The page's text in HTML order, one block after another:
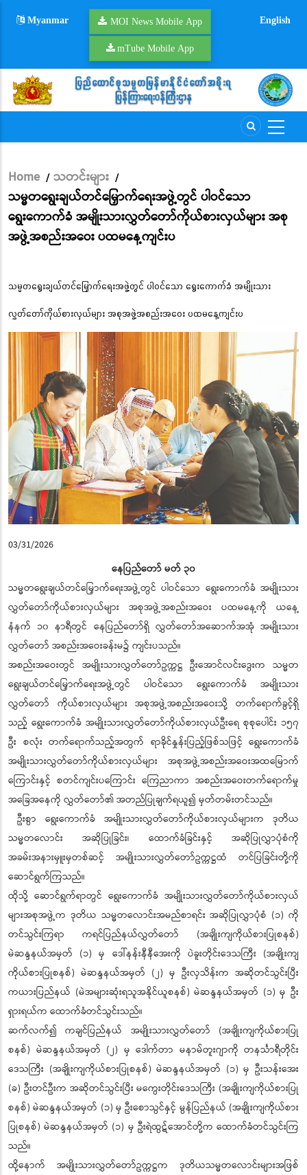
Myanmar MOI News Mobile App
mTube Mobile App
English
Breadcrumb
Home / သတင်းများ /
သမ္မတရွေးချယ်တင်မြှောက်ရေးအဖွဲ့တွင် ပါဝင်သော
ရွေးကောက်ခံ အမျိုးသားလွှတ်တော်ကိုယ်စားလှယ်များ အစု
အဖွဲ့အစည်းအဝေး ပထမနေ့ကျင်းပ
သမ္မတရွေးချယ်တင်မြှောက်ရေးအဖွဲ့တွင် ပါဝင်သော ရွေးကောက်ခံ အမျိုးသား
လွှတ်တော်ကိုယ်စားလှယ်များ အစုအဖွဲ့အစည်းအဝေး ပထမနေ့ကျင်းပ
03/31/2026
နေပြည်တော် မတ် ၃၀
သမ္မတရွေးချယ်တင်မြှောက်ရေးအဖွဲ့တွင် ပါဝင်သော ရွေးကောက်ခံ အမျိုးသား
လွှတ်တော်ကိုယ်စားလှယ်များ အစုအဖွဲ့အစည်းအဝေး ပထမနေ့ကို ယနေ့
နံနက် ၁၀ နာရီတွင် နေပြည်တော်ရှိ လွှတ်တော်အဆောက်အအုံ အမျိုးသား
လွှတ်တော် အစည်းအဝေးခန်းမ၌ ကျင်းပသည်။
အစည်းအဝေးတွင် အမျိုးသားလွှတ်တော်ဥက္ကဋ္ဌ ဦးအောင်လင်းဒွေးက သမ္မတ
ရွေးချယ်တင်မြှောက်ရေးအဖွဲ့တွင် ပါဝင်သော ရွေးကောက်ခံ အမျိုးသား
လွှတ်တော် ကိုယ်စားလှယ်များ အစုအဖွဲ့အစည်းအဝေးသို့ တက်ရောက်ခွင့်ရှိ
သည့် ရွေးကောက်ခံ အမျိုးသားလွှတ်တော်ကိုယ်စားလှယ်ဦးရေ စုစုပေါင်း ၁၅၇
ဦး စလုံး တက်ရောက်သည့်အတွက် ရာခိုင်နှုန်းပြည့်ဖြစ်သဖြင့် ရွေးကောက်ခံ
အမျိုးသားလွှတ်တော်ကိုယ်စားလှယ်များ အစုအဖွဲ့အစည်းအဝေးအထမြောက်
ကြောင်းနှင့် စတင်ကျင်းပကြောင်း ကြေညာကာ အစည်းအဝေးတက်ရောက်မှု
အခြေအနေကို လွှတ်တော်၏ အတည်ပြုချက်ရယူ၍ မှတ်တမ်းတင်သည်။
ဦးစွာ ရွေးကောက်ခံ အမျိုးသားလွှတ်တော်ကိုယ်စားလှယ်များက ဒုတိယ
သမ္မတလောင်း အဆိုပြုခြင်း၊ ထောက်ခံခြင်းနှင့် အဆိုပြုလွှာပုံစံကို
အခမ်းအနားမှူးမှတစ်ဆင့် အမျိုးသားလွှတ်တော်ဥက္ကဋ္ဌထံ တင်ပြခြင်းတို့ကို
ဆောင်ရွက်ကြသည်။
ထိုသို့ ဆောင်ရွက်ရာတွင် ရွေးကောက်ခံ အမျိုးသားလွှတ်တော်ကိုယ်စားလှယ်
များအစုအဖွဲ့က ဒုတိယ သမ္မတလောင်းအမည်စာရင်း အဆိုပြုလွှာပုံစံ (၁) ကို
တင်သွင်းကြရာ ကရင်ပြည်နယ်လွှတ်တော် (အချိုးကျကိုယ်စားပြုစနစ်)
မဲဆန္ဒနယ်အမှတ် (၁) မှ ဒေါ်နန်းနီနီအေးကို ပဲခူးတိုင်းဒေသကြီး (အချိုးကျ
ကိုယ်စားပြုစနစ်) မဲဆန္ဒနယ်အမှတ် (၂) မှ ဦးလှသိန်းက အဆိုတင်သွင်းပြီး
ကယားပြည်နယ် (မဲအများဆုံးရသူအနိုင်ယူစနစ်) မဲဆန္ဒနယ်အမှတ် (၁) မှ ဦး
ရှားရယ်က ထောက်ခံတင်သွင်းသည်။
ဆက်လက်၍ ကချင်ပြည်နယ် အမျိုးသားလွှတ်တော် (အချိုးကျကိုယ်စားပြု
စနစ်) မဲဆန္ဒနယ်အမှတ် (၂) မှ ဒေါက်တာ မနာမ်တူးဂျာကို တနင်္သာရီတိုင်း
ဒေသကြီး (အချိုးကျကိုယ်စားပြုစနစ်) မဲဆန္ဒနယ်အမှတ် (၁) မှ ဦးသန်းအေး
(ခ) ဦးတင်ဦးက အဆိုတင်သွင်းပြီး မကွေးတိုင်းဒေသကြီး (အချိုးကျကိုယ်စားပြု
စနစ်) မဲဆန္ဒနယ်အမှတ် (၁) မှ ဦးစောသွင်နှင့် မွန်ပြည်နယ် (အချိုးကျကိုယ်စား
ပြုစနစ်) မဲဆန္ဒနယ်အမှတ် (၁) မှ ဦးရဲထွဋ်အောင်တို့က ထောက်ခံတင်သွင်းကြ
သည်။
ထို့နောက် အမျိုးသားလွှတ်တော်ဥက္ကဋ္ဌက ဒုတိယသမ္မတလောင်းများအဖြစ်